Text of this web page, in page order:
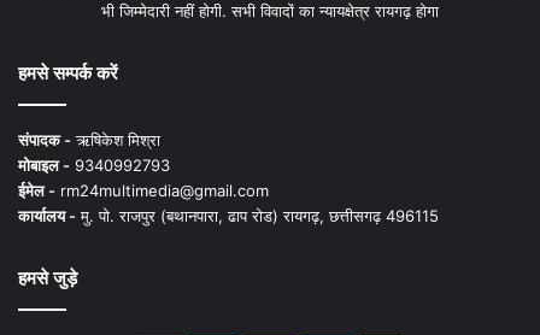
भी जिम्मेदारी नहीं होगी. सभी विवादों का न्यायक्षेत्र रायगढ़ होगा
हमसे सम्पर्क करें
संपादक -ऋषिकेश मिश्रा
मोबाइल - 9340992793
ईमेल - rm24multimedia@gmail.com
कार्यालय -मु. पो. राजपुर (बथानपारा, ढाप रोड) रायगढ़, छत्तीसगढ़ 496115
हमसे जुड़े